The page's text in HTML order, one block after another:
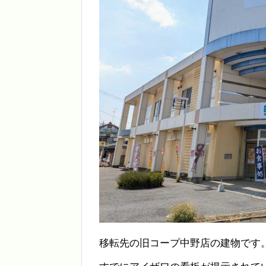
移転先の旧コープ中野店の建物です